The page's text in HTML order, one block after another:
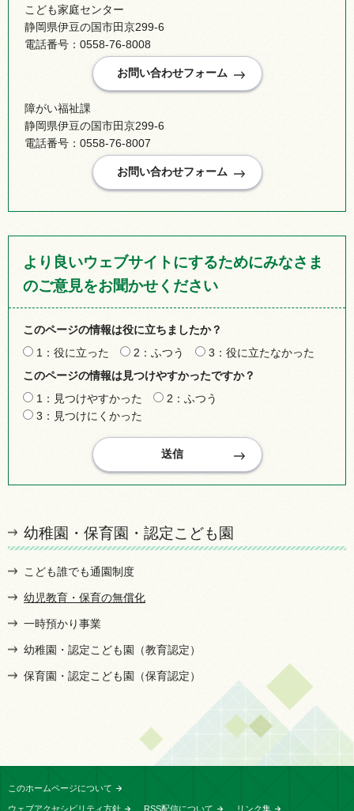
こども家庭センター
静岡県伊豆の国市田京299-6
電話番号：0558-76-8008
障がい福祉課
静岡県伊豆の国市田京299-6
電話番号：0558-76-8007
より良いウェブサイトにするためにみなさま
のご意見をお聞かせください
このページの情報は役に立ちましたか？
1：役に立った
2：ふつう
3：役に立たなかった
このページの情報は見つけやすかったですか？
1：見つけやすかった
2：ふつう
3：見つけにくかった
幼稚園・保育園・認定こども園
こども誰でも通園制度
幼児教育・保育の無償化
一時預かり事業
幼稚園・認定こども園（教育認定）
保育園・認定こども園（保育認定）
このホームページについて
ウェブアクセシビリティ方針 RSS配信について リンク集